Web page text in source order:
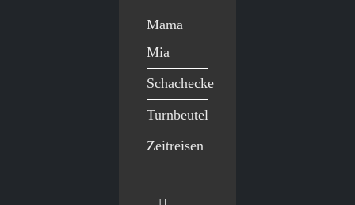
Mama
Mia
Schachecke
Turnbeutel
Zeitreisen